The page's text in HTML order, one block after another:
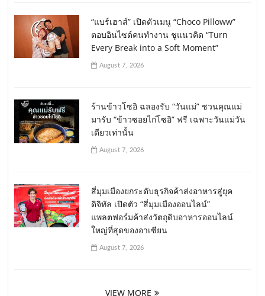
“แบร์เฮาส์” เปิดตัวเมนู “Choco Pilloww”
ตอบอินไซด์คนทำงาน ชูแนวคิด “Turn
Every Break into a Soft Moment”
August 7, 2026
ร้านข้าวโซอิ ฉลองรับ “วันแม่” ชวนคุณแม่
มารับ “ข้าวซอยไก่โซอิ” ฟรี เฉพาะวันแม่วัน
เดียวเท่านั้น
August 7, 2026
สี่มุมเมืองยกระดับธุรกิจค้าส่งอาหารสู่ยุค
ดิจิทัล เปิดตัว “สี่มุมเมืองออนไลน์”
แพลตฟอร์มค้าส่งวัตถุดิบอาหารออนไลน์
ใหญ่ที่สุดของอาเซียน
August 7, 2026
VIEW MORE